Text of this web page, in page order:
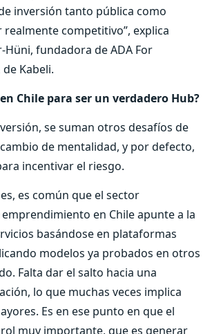
inversión tanto pública como
realmente competitivo”, explica
fundadora de ADA For
Kabeli.
Chile para ser un verdadero Hub?
se suman otros desafíos de
de mentalidad, y por defecto,
incentivar el riesgo.
es común que el sector
en Chile apunte a la
basándose en plataformas
modelos ya probados en otros
Falta dar el salto hacia una
lo que muchas veces implica
Es en ese punto en que el
muy importante, que es generar